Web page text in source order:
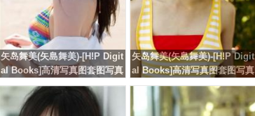
矢岛舞美(矢島舞美)-[H!P Digit
al Books]高清写真图套图写真
图集No.104
矢岛舞美(矢島舞美)-[H!P Digit
al Books]高清写真图套图写真
图集No.63